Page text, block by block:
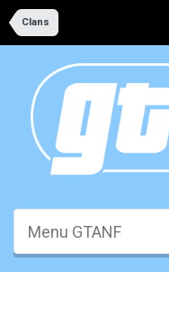
Clans
Menu GTANF